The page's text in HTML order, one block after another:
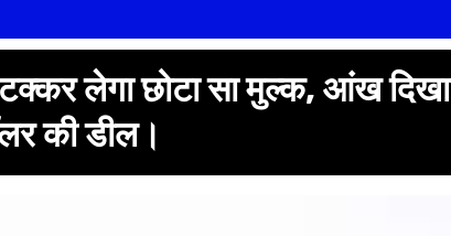
लेगा छोटा सा मुल्क, आंख
की डील।